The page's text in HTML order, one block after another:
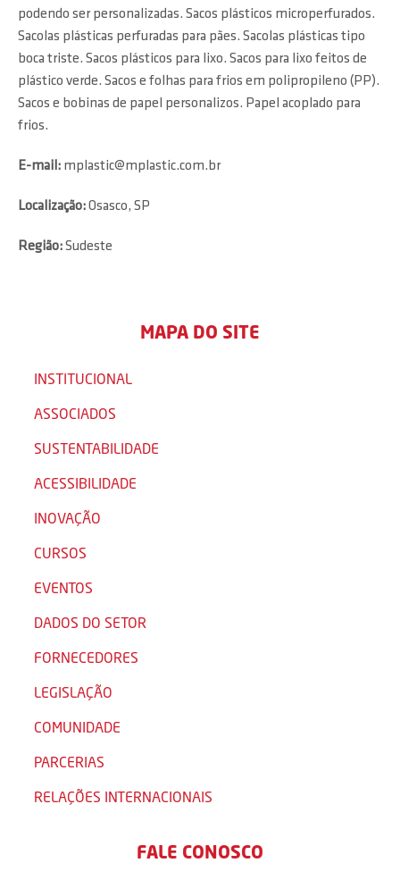
podendo ser personalizadas. Sacos plásticos microperfurados.
Sacolas plásticas perfuradas para pães. Sacolas plásticas tipo
boca triste. Sacos plásticos para lixo. Sacos para lixo feitos de
plástico verde. Sacos e folhas para frios em polipropileno (PP).
Sacos e bobinas de papel personalizos. Papel acoplado para
frios.
E-mail: mplastic@mplastic.com.br
Localização:Osasco, SP
Região:Sudeste
MAPA DO SITE
INSTITUCIONAL
ASSOCIADOS
SUSTENTABILIDADE
ACESSIBILIDADE
INOVAÇÃO
CURSOS
EVENTOS
DADOS DO SETOR
FORNECEDORES
LEGISLAÇÃO
COMUNIDADE
PARCERIAS
RELAÇÕES INTERNACIONAIS
FALE CONOSCO